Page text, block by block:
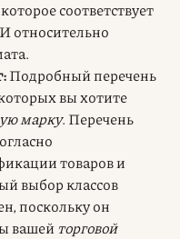
соответствует
Подробный перечень
вы хотите
марку. Перечень
товаров и
выбор классов
поскольку он
вашей торговой